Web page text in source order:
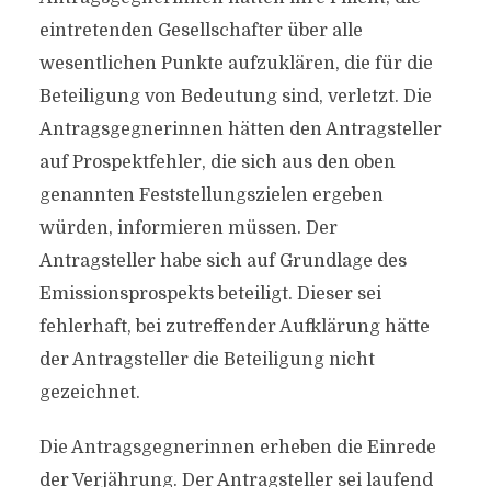
eintretenden Gesellschafter über alle
wesentlichen Punkte aufzuklären, die für die
Beteiligung von Bedeutung sind, verletzt. Die
Antragsgegnerinnen hätten den Antragsteller
auf Prospektfehler, die sich aus den oben
genannten Feststellungszielen ergeben
würden, informieren müssen. Der
Antragsteller habe sich auf Grundlage des
Emissionsprospekts beteiligt. Dieser sei
fehlerhaft, bei zutreffender Aufklärung hätte
der Antragsteller die Beteiligung nicht
gezeichnet.
Die Antragsgegnerinnen erheben die Einrede
der Verjährung. Der Antragsteller sei laufend